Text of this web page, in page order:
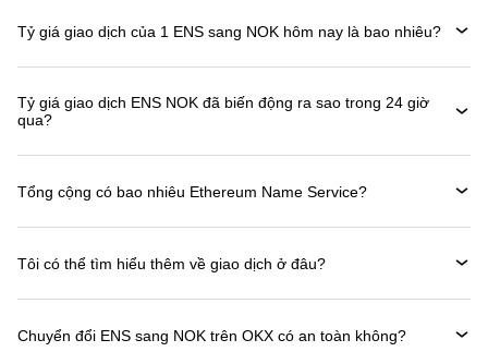
Tỷ giá giao dịch của 1 ENS sang NOK hôm nay là bao nhiêu?
Tỷ giá giao dịch ENS NOK đã biến động ra sao trong 24 giờ
qua?
Tổng cộng có bao nhiêu Ethereum Name Service?
Tôi có thể tìm hiểu thêm về giao dịch ở đâu?
Chuyển đổi ENS sang NOK trên OKX có an toàn không?